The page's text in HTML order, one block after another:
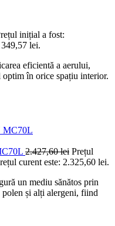
inițial a fost:
lei.
eficientă a aerului,
în orice spațiu interior.
2.427,60lei Prețul
curent este: 2.325,60 lei.
un mediu sănătos prin
polen și alți alergeni, fiind